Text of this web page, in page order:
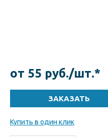
от 55 руб./шт.*
Купить в один клик